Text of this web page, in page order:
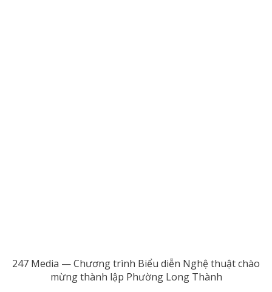
247 Media — Chương trình Biểu diễn Nghệ thuật chào
mừng thành lập Phường Long Thành